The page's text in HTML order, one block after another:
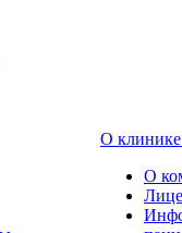
О клинике
О